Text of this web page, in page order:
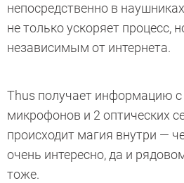
непосредственно в
не только ускоряет процесс,
независимым от интернета.
Thus получает информацию с
микрофонов и 2 оптических
происходит магия внутри —
очень интересно, да и
тоже.